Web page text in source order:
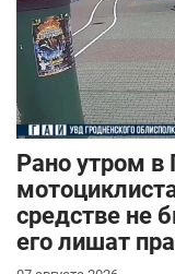
Рано утром в
средстве не
его лишат